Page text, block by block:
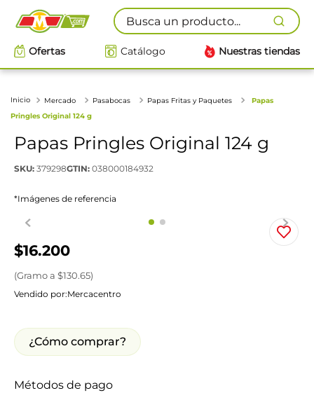
Busca un producto...
Ofertas Catálogo Nuestras tiendas
Mercado Pasabocas Papas Fritas y Paquetes
Papas
Pringles Original 124 g
Papas Pringles Original 124 g
SKU: 379298GTIN: 038000184932
*Imágenes de referencia
$16.200
(Gramoa $130.65)
Vendido por:Mercacentro
¿Cómo comprar?
Métodos de pago